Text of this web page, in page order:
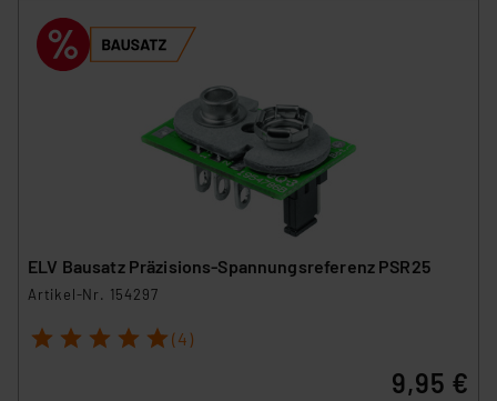
ELV Bausatz Präzisions-Spannungsreferenz PSR25
Artikel-Nr. 154297
1 2 3 4 5 (4)
9,95 €